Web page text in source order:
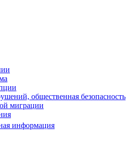
общественная безопасность
миграции
информация